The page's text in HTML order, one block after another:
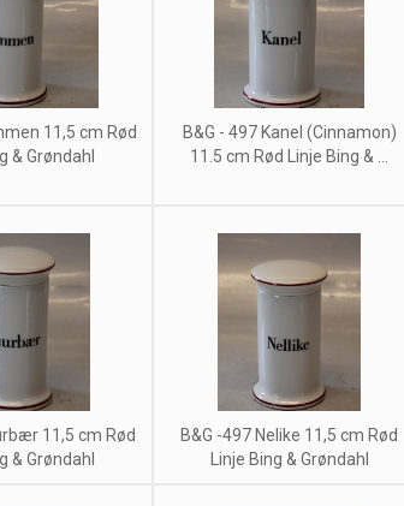
11,5 cm Rød
& Grøndahl
B&G - 497 Kanel (Cinnamon)
11.5 cm Rød Linje Bing & ...
11,5 cm Rød
& Grøndahl
B&G -497 Nelike 11,5 cm Rød
Linje Bing & Grøndahl